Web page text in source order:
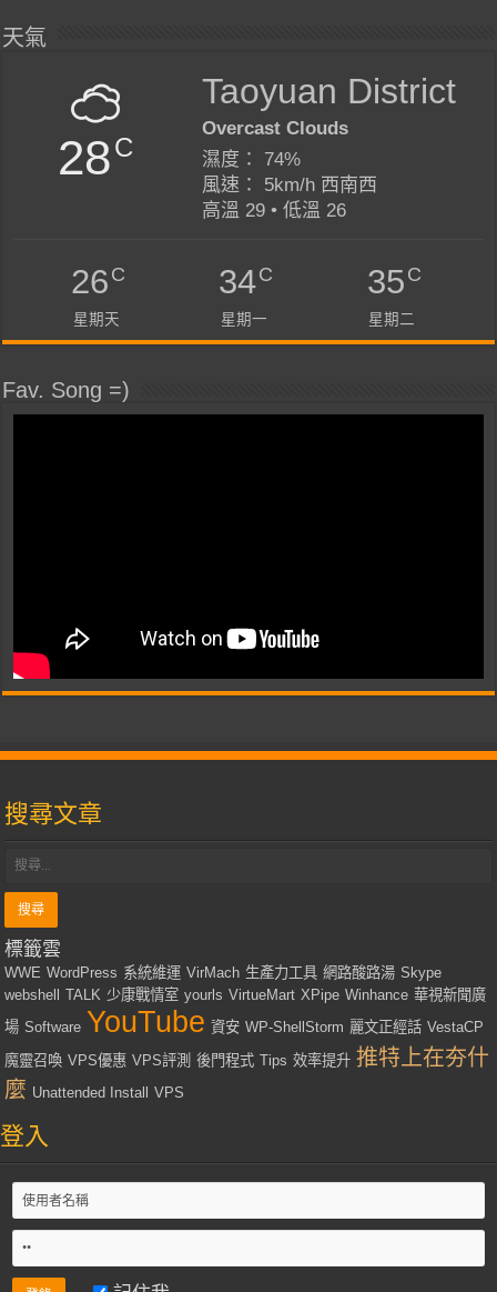
天氣
28C
Taoyuan District
Overcast Clouds
濕度： 74%
風速： 5km/h 西南西
高溫 29 • 低溫 26
26C
星期天
34C
星期一
35C
星期二
Fav. Song =)
搜尋文章
標籤雲
WWE WordPress 系統維運 VirMach 生產力工具 網路酸路湯 Skype
webshell TALK 少康戰情室 yourls VirtueMart XPipe Winhance 華視新聞廣
場 Software YouTube 資安 WP-ShellStorm 麗文正經話 VestaCP
魔靈召喚 VPS優惠 VPS評測 後門程式 Tips 效率提升 推特上在夯什
麼 Unattended Install VPS
登入